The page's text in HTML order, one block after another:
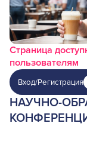
Страница
пользователям
Вход/Регистрация
НАУЧНО-